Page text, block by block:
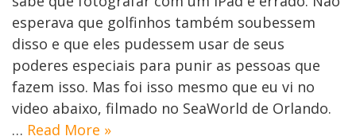
esperava que golfinhos também soubessem
disso e que eles pudessem usar de seus
poderes especiais para punir as pessoas que
fazem isso. Mas foi isso mesmo que eu vi no
video abaixo, filmado no SeaWorld de Orlando.
… Read More »